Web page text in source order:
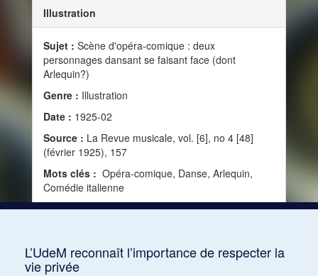
Illustration
Sujet : Scène d'opéra-comique : deux
personnages dansant se faisant face (dont
Arlequin?)
Genre : Illustration
Date : 1925-02
Source : La Revue musicale, vol. [6], no 4 [48]
(février 1925), 157
Mots clés : Opéra-comique, Danse, Arlequin,
Comédie italienne
L’UdeM reconnaît l’importance de respecter la
vie privée